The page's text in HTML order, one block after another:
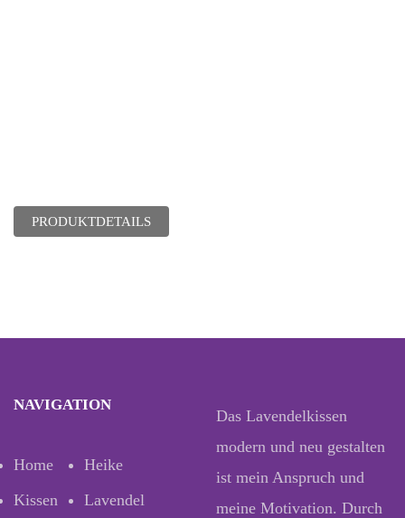
PRODUKTDETAILS
NAVIGATION
Home
Heike
Kissen
Lavendel
Das Lavendelkissen
modern und neu gestalten
ist mein Anspruch und
meine Motivation. Durch